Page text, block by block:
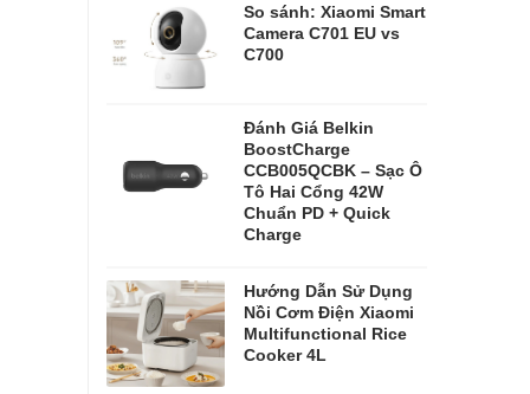
So sánh: Xiaomi Smart
Camera C701 EU vs
C700
Đánh Giá Belkin
BoostCharge
CCB005QCBK – Sạc Ô
Tô Hai Cổng 42W
Chuẩn PD + Quick
Charge
Hướng Dẫn Sử Dụng
Nồi Cơm Điện Xiaomi
Multifunctional Rice
Cooker 4L